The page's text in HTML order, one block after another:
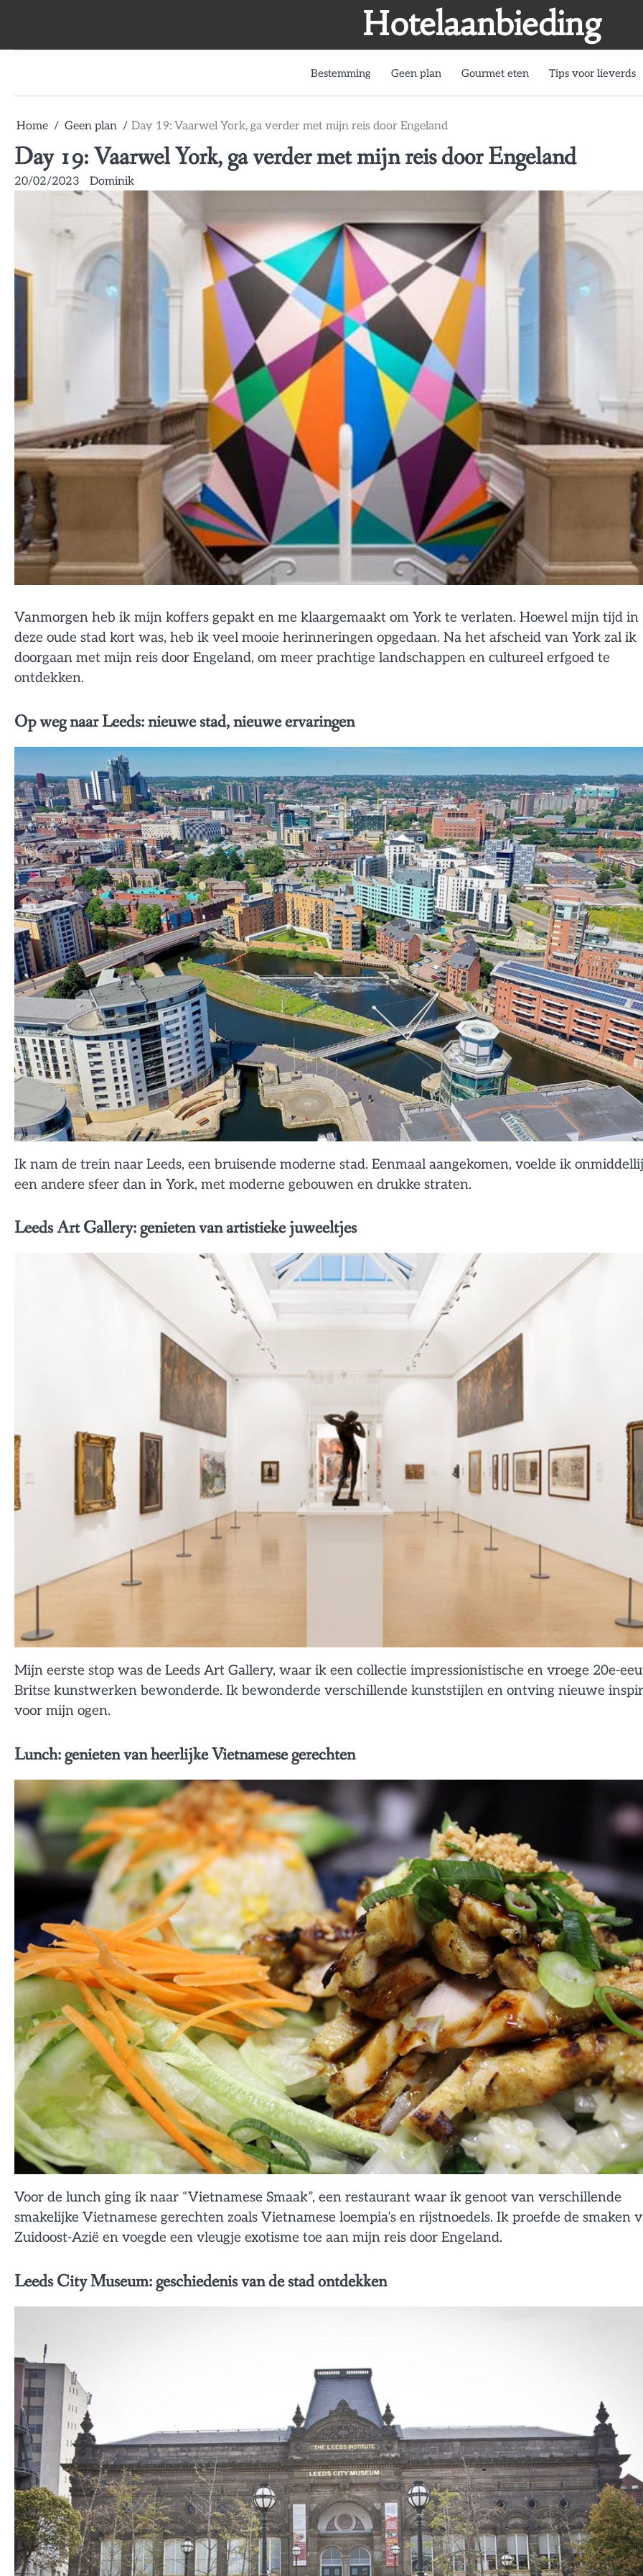
Hotelaanbieding
Bestemming Geen plan Gourmet eten Tips voor lieverds
Home Geen plan Day 19: Vaarwel York, ga verder met mijn reis door Engeland
Day 19: Vaarwel York, ga verder met mijn reis door Engeland
20/02/2023 Dominik
Vanmorgen heb ik mijn koffers gepakt en me klaargemaakt om York te verlaten. Hoewel mijn tijd in
deze oude stad kort was, heb ik veel mooie herinneringen opgedaan. Na het afscheid van York zal ik
doorgaan met mijn reis door Engeland, om meer prachtige landschappen en cultureel erfgoed te
ontdekken.
Op weg naar Leeds: nieuwe stad, nieuwe ervaringen
Ik nam de trein naar Leeds, een bruisende moderne stad. Eenmaal aangekomen, voelde ik
een andere sfeer dan in York, met moderne gebouwen en drukke straten.
Leeds Art Gallery: genieten van artistieke juweeltjes
Mijn eerste stop was de Leeds Art Gallery, waar ik een collectie impressionistische en vroege 20e-
Britse kunstwerken bewonderde. Ik bewonderde verschillende kunststijlen en ontving nieuwe
voor mijn ogen.
Lunch: genieten van heerlijke Vietnamese gerechten
Voor de lunch ging ik naar “Vietnamese Smaak”, een restaurant waar ik genoot van verschillende
smakelijke Vietnamese gerechten zoals Vietnamese loempia’s en rijstnoedels. Ik proefde de smaken
Zuidoost-Azië en voegde een vleugje exotisme toe aan mijn reis door Engeland.
Leeds City Museum: geschiedenis van de stad ontdekken